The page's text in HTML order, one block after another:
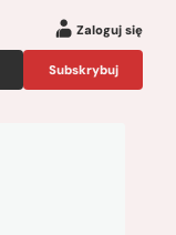
Zaloguj się
Subskrybuj